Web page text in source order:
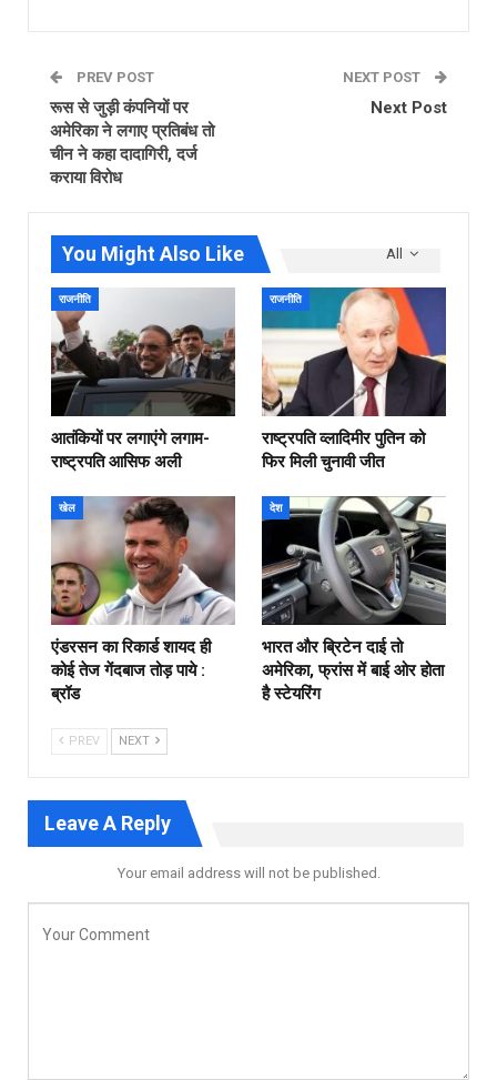
PREV POST
रूस से जुड़ी कंपनियों पर
अमेरिका ने लगाए प्रतिबंध तो
चीन ने कहा दादागिरी, दर्ज
कराया विरोध
NEXT POST
Next Post
All
You Might Also Like
राजनीति
आतंकियों पर लगाएंगे लगाम-
राष्ट्रपति आसिफ अली
राजनीति
राष्ट्रपति व्लादिमीर पुतिन को
फिर मिली चुनावी जीत
खेल
एंडरसन का रिकार्ड शायद ही
कोई तेज गेंदबाज तोड़ पाये :
ब्रॉड
देश
भारत और ब्रिटेन दाई तो
अमेरिका, फ्रांस में बाई ओर होता
है स्टेयरिंग
PREV NEXT
Leave A Reply
Your email address will not be published.